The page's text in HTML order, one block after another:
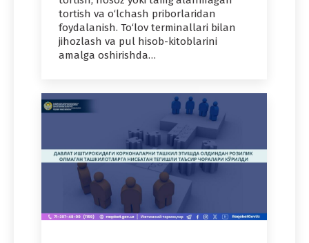
tortish va o‘lchash priborlaridan
foydalanish. To‘lov terminallari bilan
jihozlash va pul hisob-kitoblarini
amalga oshirishda…